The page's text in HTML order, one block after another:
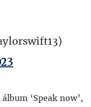
‘Speak now’,